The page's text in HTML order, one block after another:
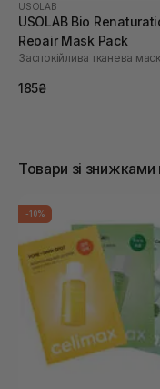
USOLAB
USOLAB Bio
Repair Mask Pack
185₴
Товари зі знижками
-10%